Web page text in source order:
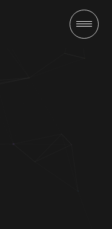
網站設計案